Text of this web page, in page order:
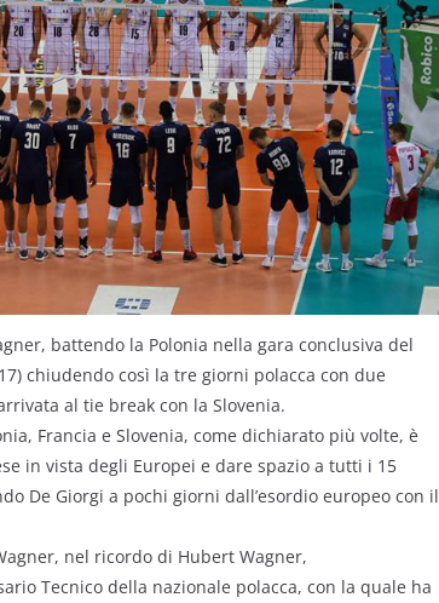
battendo la Polonia nella gara conclusiva del
chiudendo così la tre giorni polacca con due
al tie break con la Slovenia.
Francia e Slovenia, come dichiarato più volte, è
in vista degli Europei e dare spazio a tutti i 15
De Giorgi a pochi giorni dall’esordio europeo con il
nel ricordo di Hubert Wagner,
Tecnico della nazionale polacca, con la quale ha